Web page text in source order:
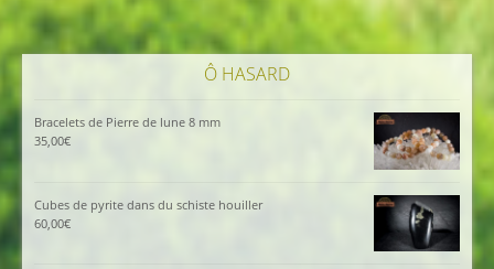
Ô HASARD
Bracelets de Pierre de lune 8 mm
35,00€
Cubes de pyrite dans du schiste houiller
60,00€